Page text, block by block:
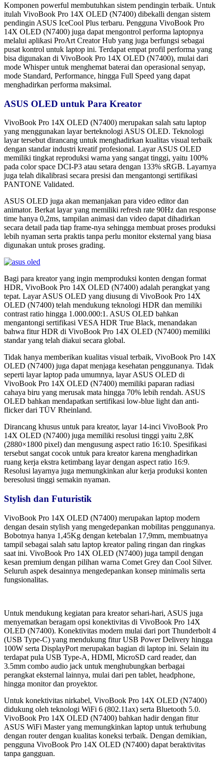
Komponen powerful membutuhkan sistem pendingin terbaik. Untuk
itulah VivoBook Pro 14X OLED (N7400) dibekalli dengan sistem
pendingin ASUS IceCool Plus terbaru. Pengguna VivoBook Pro
14X OLED (N7400) juga dapat mengontrol performa laptopnya
melalui aplikasi ProArt Creator Hub yang juga berfungsi sebagai
pusat kontrol untuk laptop ini. Terdapat empat profil performa yang
bisa digunakan di VivoBook Pro 14X OLED (N7400), mulai dari
mode Whisper untuk menghemat baterai dan operasional senyap,
mode Standard, Performance, hingga Full Speed yang dapat
menghadirkan performa maksimal.
ASUS OLED untuk Para Kreator
VivoBook Pro 14X OLED (N7400) merupakan salah satu laptop
yang menggunakan layar berteknologi ASUS OLED. Teknologi
layar tersebut dirancang untuk menghadirkan kualitas visual terbaik
dengan standar industri kreatif profesional. Layar ASUS OLED
memiliki tingkat reproduksi warna yang sangat tinggi, yaitu 100%
pada color space DCI-P3 atau setara dengan 133% sRGB. Layarnya
juga telah dikalibrasi secara presisi dan mengantongi sertifikasi
PANTONE Validated.
ASUS OLED juga akan memanjakan para video editor dan
animator. Berkat layar yang memiliki refresh rate 90Hz dan response
time hanya 0,2ms, tampilan animasi dan video dapat dihadirkan
secara detail pada tiap frame-nya sehingga membuat proses produksi
lebih nyaman serta praktis tanpa perlu monitor eksternal yang biasa
digunakan untuk proses grading.
Bagi para kreator yang ingin memproduksi konten dengan format
HDR, VivoBook Pro 14X OLED (N7400) adalah perangkat yang
tepat. Layar ASUS OLED yang diusung di VivoBook Pro 14X
OLED (N7400) telah mendukung teknologi HDR dan memiliki
contrast ratio hingga 1.000.000:1. ASUS OLED bahkan
mengantongi sertifikasi VESA HDR True Black, menandakan
bahwa fitur HDR di VivoBook Pro 14X OLED (N7400) memiliki
standar yang telah diakui secara global.
Tidak hanya memberikan kualitas visual terbaik, VivoBook Pro 14X
OLED (N7400) juga dapat menjaga kesehatan penggunanya. Tidak
seperti layar laptop pada umumnya, layar ASUS OLED di
VivoBook Pro 14X OLED (N7400) memiliki paparan radiasi
cahaya biru yang merusak mata hingga 70% lebih rendah. ASUS
OLED bahkan mendapatkan sertifikasi low-blue light dan anti-
flicker dari TÜV Rheinland.
Dirancang khusus untuk para kreator, layar 14-inci VivoBook Pro
14X OLED (N7400) juga memiliki resolusi tinggi yaitu 2,8K
(2880×1800 pixel) dan mengusung aspect ratio 16:10. Spesifikasi
tersebut sangat cocok untuk para kreator karena menghadirkan
ruang kerja ekstra ketimbang layar dengan aspect ratio 16:9.
Resolusi layarnya juga memungkinkan alur kerja produksi konten
beresolusi tinggi semakin nyaman.
Stylish dan Futuristik
VivoBook Pro 14X OLED (N7400) merupakan laptop modern
dengan desain stylish yang mengedepankan mobilitas penggunanya.
Bobotnya hanya 1,45Kg dengan ketebalan 17,9mm, membuatnya
tampil sebagai salah satu laptop kreator paling ringan dan ringkas
saat ini. VivoBook Pro 14X OLED (N7400) juga tampil dengan
kesan premium dengan pilihan warna Comet Grey dan Cool Silver.
Seluruh aspek desainnya mengedepankan konsep minimalis serta
fungsionalitas.
Untuk mendukung kegiatan para kreator sehari-hari, ASUS juga
menyematkan beragam opsi konektivitas di VivoBook Pro 14X
OLED (N7400). Konektivitas modern mulai dari port Thunderbolt 4
(USB Type-C) yang mendukung fitur USB Power Delivery hingga
100W serta DisplayPort merupakan bagian di laptop ini. Selain itu
terdapat pula USB Type-A, HDMI, MicroSD card reader, dan
3.5mm combo audio jack untuk menghubungkan berbagai
perangkat eksternal lainnya, mulai dari pen tablet, headphone,
hingga monitor dan proyektor.
Untuk konektivitas nirkabel, VivoBook Pro 14X OLED (N7400)
didukung oleh teknologi WiFi 6 (802.11ax) serta Bluetooth 5.0.
VivoBook Pro 14X OLED (N7400) bahkan hadir dengan fitur
ASUS WiFi Master yang memungkinkan laptop untuk terhubung
dengan router dengan kualitas koneksi terbaik. Dengan demikian,
pengguna VivoBook Pro 14X OLED (N7400) dapat beraktivitas
tanpa gangguan.